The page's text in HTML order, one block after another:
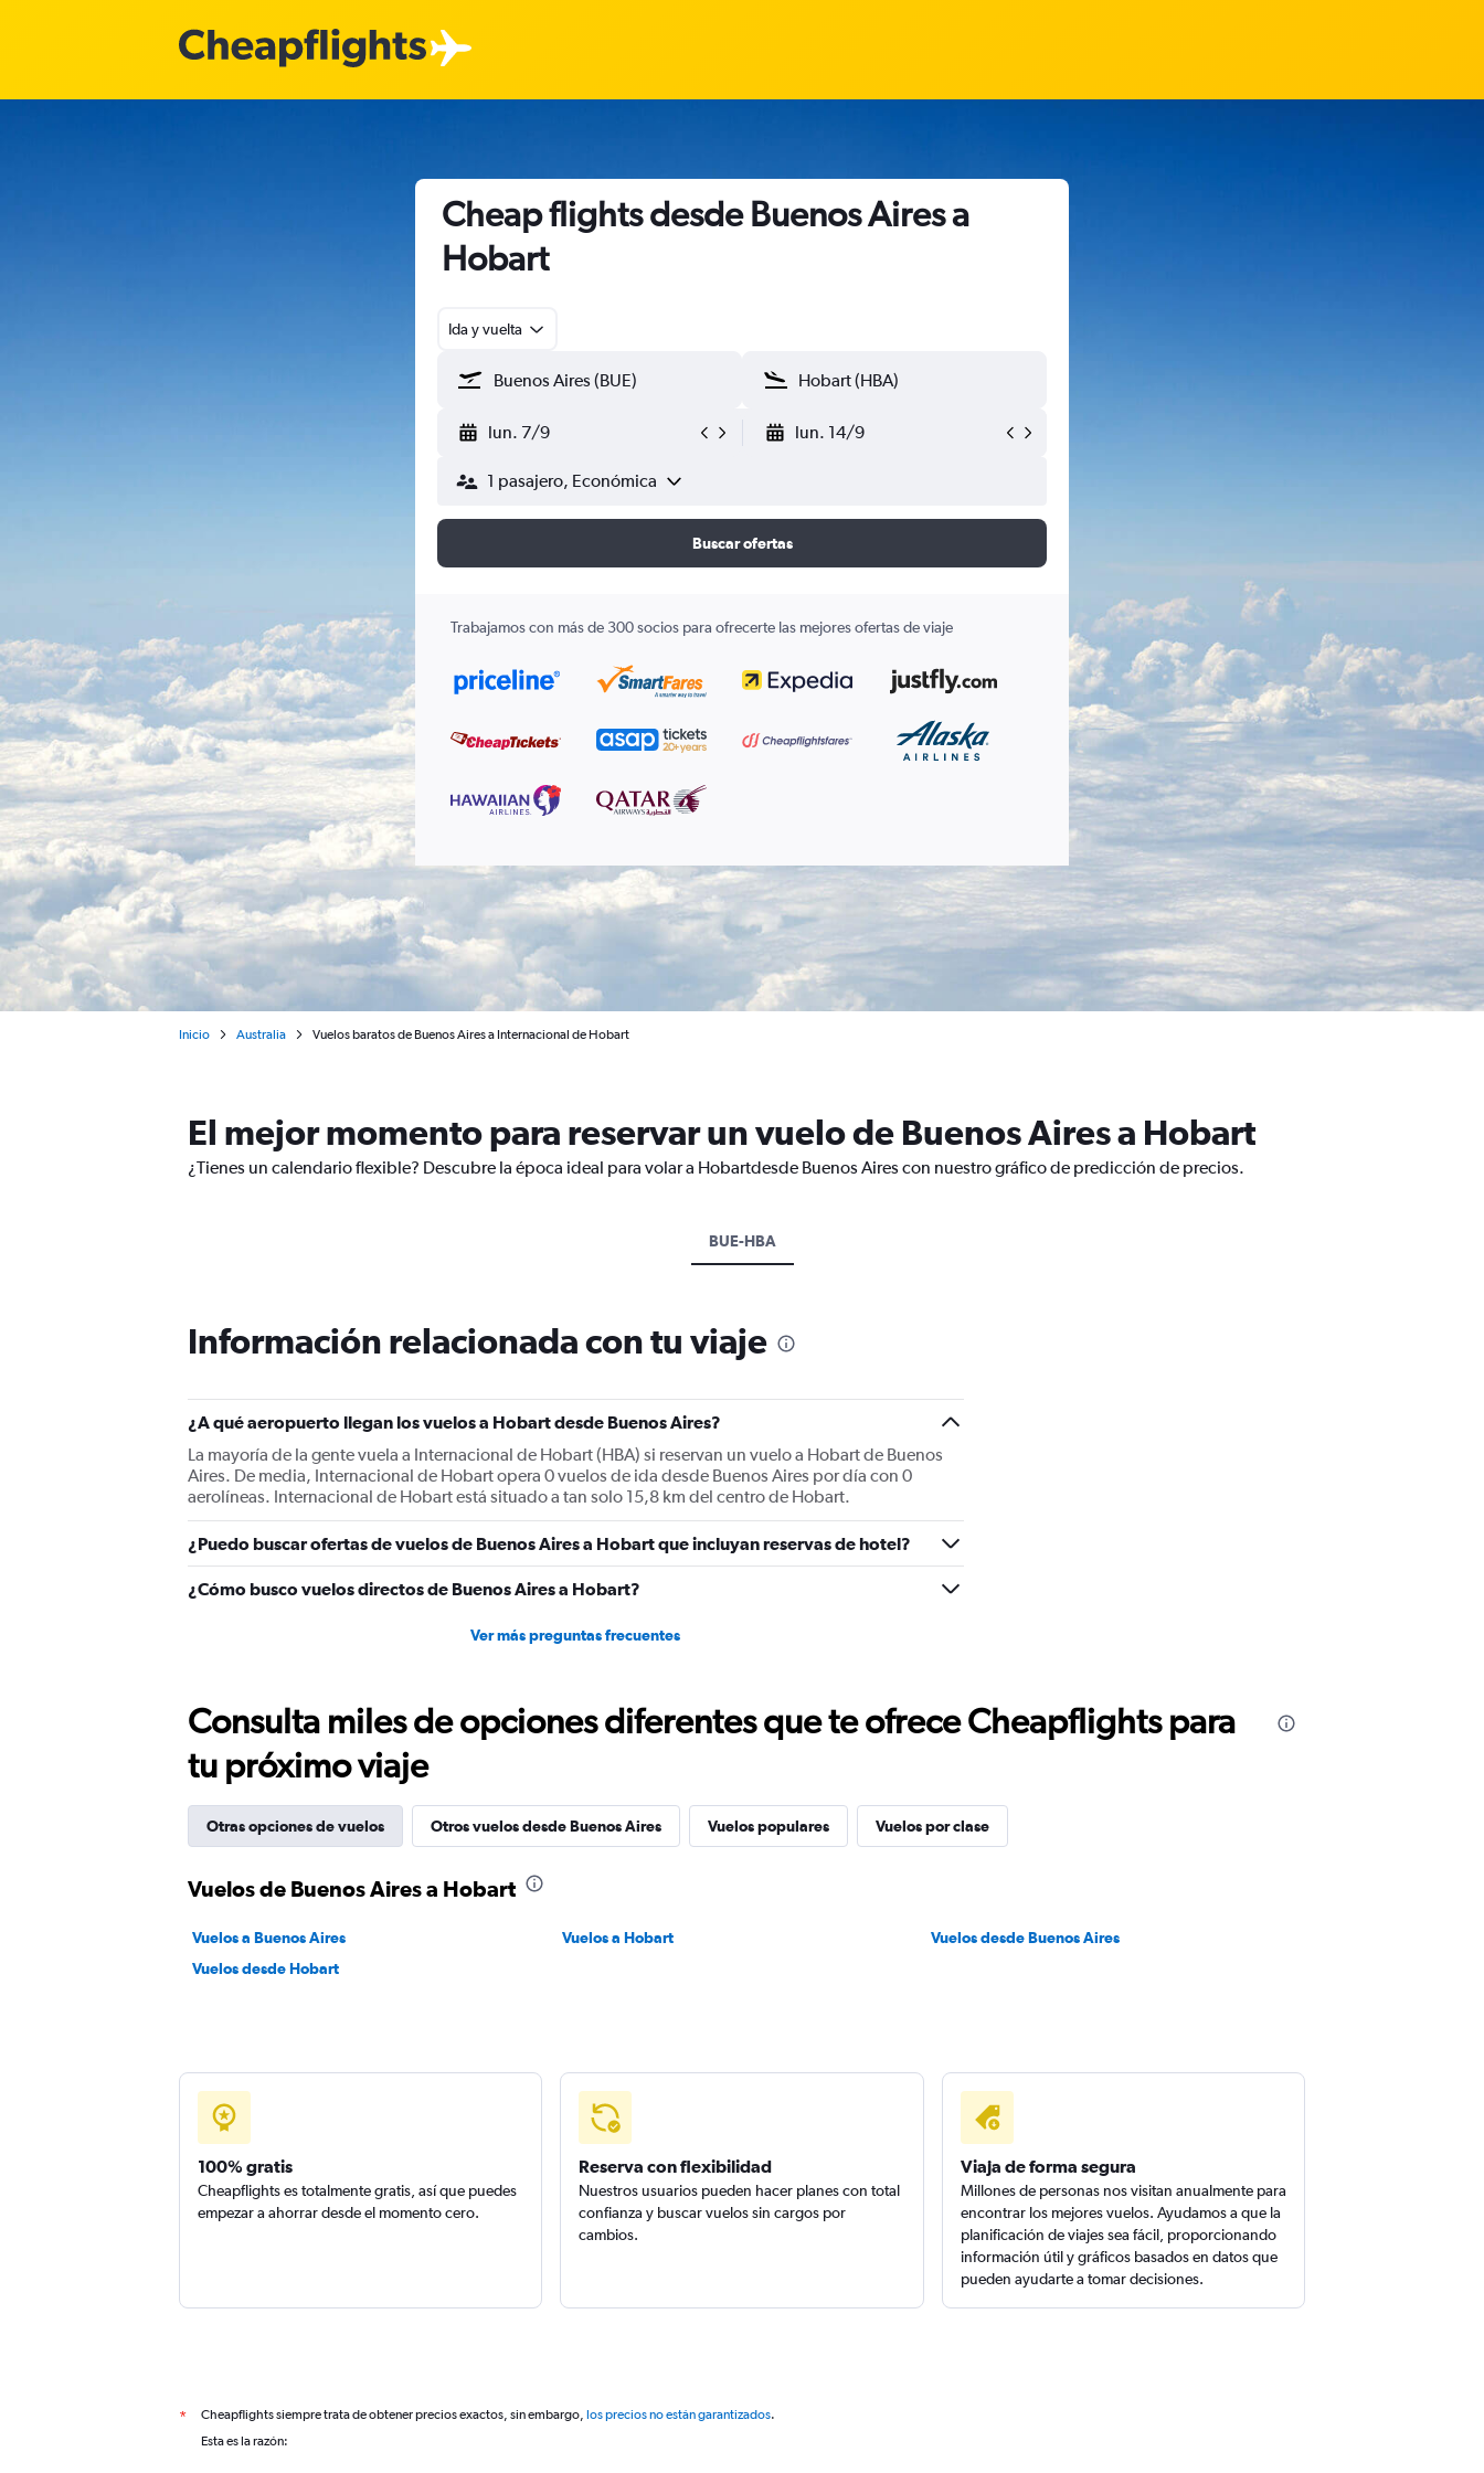
Cheap flights desde Buenos Aires a
Hobart
Ida y vuelta
lun. 7/9 lun. 14/9
1 pasajero, Económica
Buscar ofertas
Trabajamos con más de 300 socios para ofrecerte las mejores ofertas de viaje
Inicio Australia Vuelos baratos de Buenos Aires a Internacional de Hobart
El mejor momento para reservar un vuelo de Buenos Aires a Hobart
¿Tienes un calendario flexible? Descubre la época ideal para volar a Hobartdesde Buenos Aires con nuestro gráfico de predicción de precios.
BUE-HBA
Información relacionada con tu viaje
¿A qué aeropuerto llegan los vuelos a Hobart desde Buenos Aires?
La mayoría de la gente vuela a Internacional de Hobart (HBA) si reservan un vuelo a Hobart de Buenos
Aires. De media, Internacional de Hobart opera 0 vuelos de ida desde Buenos Aires por día con 0
aerolíneas. Internacional de Hobart está situado a tan solo 15,8 km del centro de Hobart.
¿Puedo buscar ofertas de vuelos de Buenos Aires a Hobart que incluyan reservas de hotel?
¿Cómo busco vuelos directos de Buenos Aires a Hobart?
Ver más preguntas frecuentes
Consulta miles de opciones diferentes que te ofrece Cheapflights para
tu próximo viaje
Otras opciones de vuelos Otros vuelos desde Buenos Aires Vuelos populares Vuelos por clase
Vuelos de Buenos Aires a Hobart
Vuelos a Buenos Aires Vuelos a Hobart
Vuelos desde Buenos Aires
Vuelos desde Hobart
100% gratis
Cheapflights es totalmente gratis, así que puedes
empezar a ahorrar desde el momento cero.
Reserva con flexibilidad
Nuestros usuarios pueden hacer planes con total
confianza y buscar vuelos sin cargos por
cambios.
Viaja de forma segura
Millones de personas nos visitan anualmente para
encontrar los mejores vuelos. Ayudamos a que la
planificación de viajes sea fácil, proporcionando
información útil y gráficos basados en datos que
pueden ayudarte a tomar decisiones.
* Cheapflights siempre trata de obtener precios exactos, sin embargo, los precios no están garantizados.
Esta es la razón: